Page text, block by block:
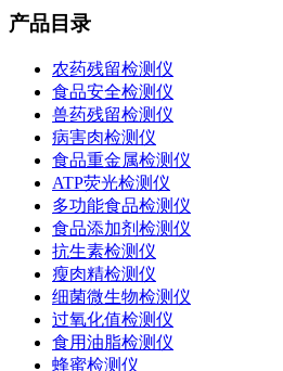
产品目录
农药残留检测仪
食品安全检测仪
兽药残留检测仪
病害肉检测仪
食品重金属检测仪
ATP荧光检测仪
多功能食品检测仪
食品添加剂检测仪
抗生素检测仪
瘦肉精检测仪
细菌微生物检测仪
过氧化值检测仪
食用油脂检测仪
蜂蜜检测仪